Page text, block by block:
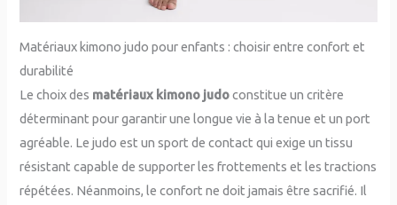
Matériaux kimono judo pour enfants : choisir entre confort et
durabilité
Le choix des matériaux kimono judoconstitue un critère
déterminant pour garantir une longue vie à la tenue et un port
agréable. Le judo est un sport de contact qui exige un tissu
résistant capable de supporter les frottements et les tractions
répétées. Néanmoins, le confort ne doit jamais être sacrifié. Il